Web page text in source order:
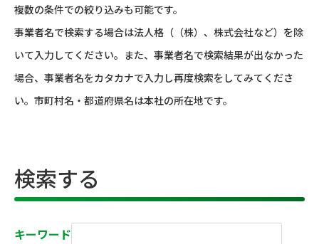
複数の条件での絞り込みも可能です。
事業者名で検索する場合は法人格（（株）、株式会社など）を除
いて入力してください。また、事業者名で検索結果が出なかった
場合、事業者名をカタカナで入力し再度検索をしてみてくださ
い。市町村名・都道府県名は本社の所在地です。
検索する
キーワード